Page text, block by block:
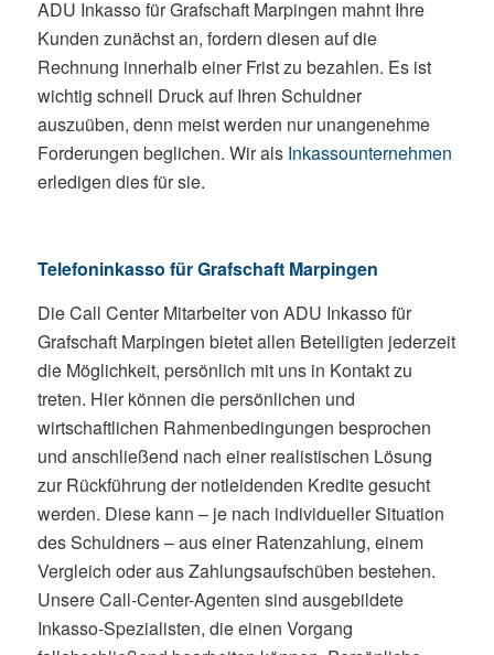
ADU Inkasso für Grafschaft Marpingen mahnt Ihre
Kunden zunächst an, fordern diesen auf die
Rechnung innerhalb einer Frist zu bezahlen. Es ist
wichtig schnell Druck auf Ihren Schuldner
auszuüben, denn meist werden nur unangenehme
Forderungen beglichen. Wir als Inkassounternehmen
erledigen dies für sie.
Telefoninkasso für Grafschaft Marpingen
Die Call Center Mitarbeiter von ADU Inkasso für
Grafschaft Marpingen bietet allen Beteiligten jederzeit
die Möglichkeit, persönlich mit uns in Kontakt zu
treten. Hier können die persönlichen und
wirtschaftlichen Rahmenbedingungen besprochen
und anschließend nach einer realistischen Lösung
zur Rückführung der notleidenden Kredite gesucht
werden. Diese kann – je nach individueller Situation
des Schuldners – aus einer Ratenzahlung, einem
Vergleich oder aus Zahlungsaufschüben bestehen.
Unsere Call-Center-Agenten sind ausgebildete
Inkasso-Spezialisten, die einen Vorgang